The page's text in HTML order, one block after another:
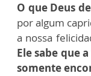
O que Deus
por algum
a nossa
Ele sabe que
somente